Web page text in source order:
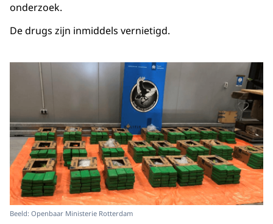
onderzoek.
De drugs zijn inmiddels vernietigd.
Beeld: Openbaar Ministerie Rotterdam